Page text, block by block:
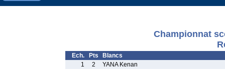
Championnat
Ech. Pts
Blancs
1
2
YANA Kenan